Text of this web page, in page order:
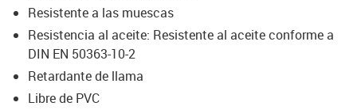
Resistente a las muescas
Resistencia al aceite: Resistente al aceite conforme a
DIN EN 50363-10-2
Retardante de llama
Libre de PVC